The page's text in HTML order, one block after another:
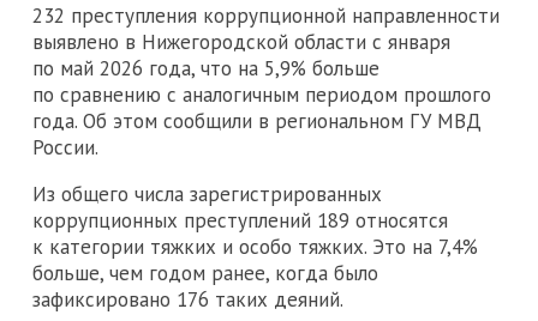
232 преступления коррупционной направленности
выявлено в Нижегородской области с января
по май 2026 года, что на 5,9% больше
по сравнению с аналогичным периодом прошлого
года. Об этом сообщили в региональном ГУ МВД
России.
Из общего числа зарегистрированных
коррупционных преступлений 189 относятся
к категории тяжких и особо тяжких. Это на 7,4%
больше, чем годом ранее, когда было
зафиксировано 176 таких деяний.